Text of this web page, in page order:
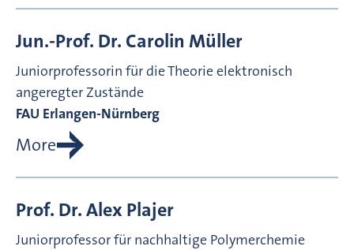
Jun.-Prof. Dr. Carolin Müller
Juniorprofessorin für die Theorie elektronisch
angeregter Zustände
FAU Erlangen-Nürnberg
More
Prof. Dr.AlexPlajer
Juniorprofessor für nachhaltige Polymerchemie